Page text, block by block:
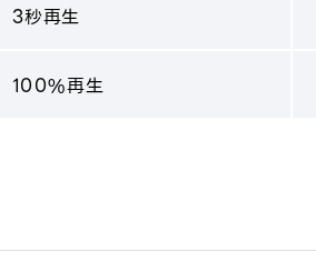
3秒再生
100%再生